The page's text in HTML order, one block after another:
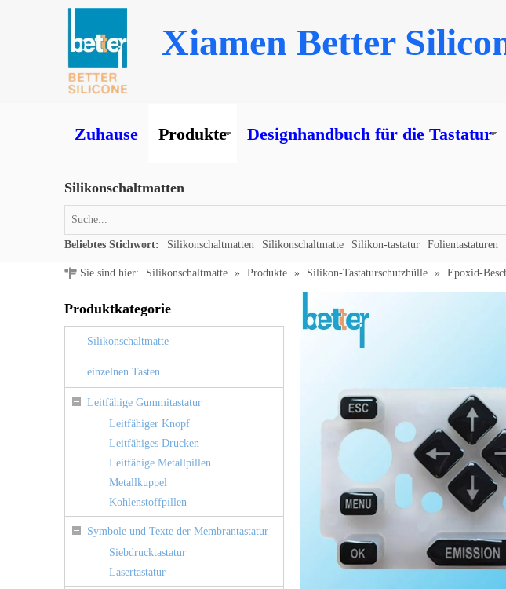
Xiamen Better
Zuhause Produkte Designhandbuch für die Tastatur
Silikonschaltmatten
Beliebtes Stichwort: Silikonschaltmatten Silikonschaltmatte Silikon-tastatur Folientastaturen
Sie sind hier: Silikonschaltmatte » Produkte » Silikon-Tastaturschutzhülle » Epoxid-
Produktkategorie
Silikonschaltmatte
einzelnen Tasten
Leitfähige Gummitastatur
Leitfähiger Knopf
Leitfähiges Drucken
Leitfähige Metallpillen
Metallkuppel
Kohlenstoffpillen
Symbole und Texte der Membrantastatur
Siebdrucktastatur
Lasertastatur